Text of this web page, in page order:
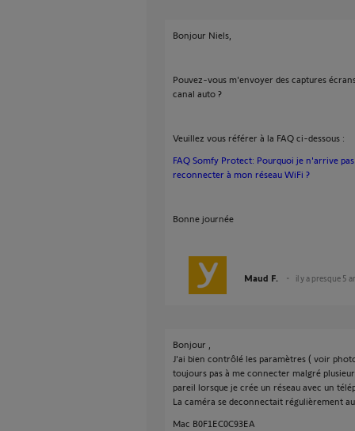
Bonjour Niels,
Pouvez-vous m'envoyer des captures
canal auto ?
Veuillez vous référer à la FAQ ci-dessous :
FAQ Somfy Protect: Pourquoi je n'arrive
reconnecter à mon réseau WiFi ?
Bonne journée
Maud F. il y a presque 5
Bonjour ,
J'ai bien contrôlé les paramètres ( voir
toujours pas à me connecter malgré
pareil lorsque je crée un réseau avec un
La caméra se deconnectait régulièrement
Mac B0F1EC0C93EA